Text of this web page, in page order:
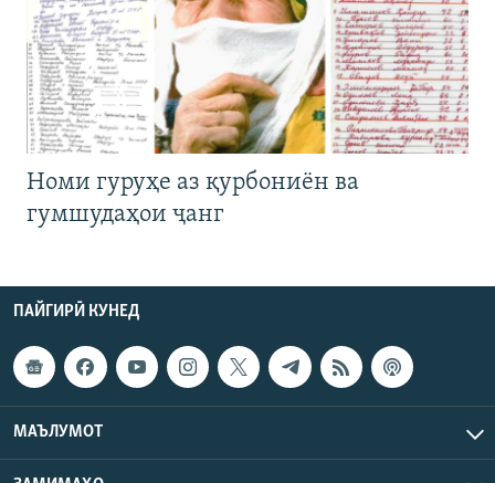
Номи гуруҳе аз қурбониён ва
гумшудаҳои ҷанг
ПАЙГИРӢ КУНЕД
МАЪЛУМОТ